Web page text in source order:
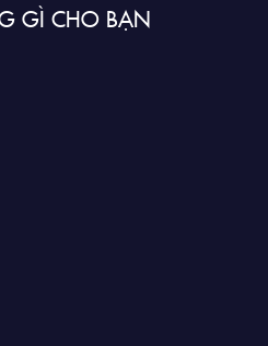
GÌ CHO BẠN